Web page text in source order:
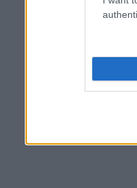
υποστήριξη